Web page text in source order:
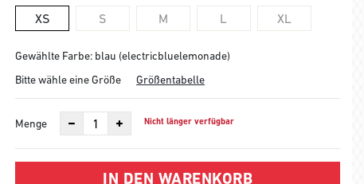
XS S M L XL
Gewählte Farbe: blau (electricbluelemonade)
Bitte wähle eine Größe
Größentabelle
Menge Nicht länger verfügbar
IN DEN WARENKORB